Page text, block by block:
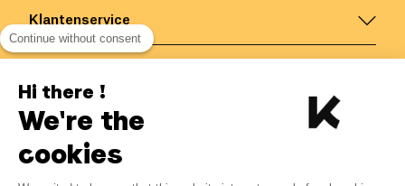
Klantenservice
België/ NL
Continue without consent
Hi there !
We're the
cookies